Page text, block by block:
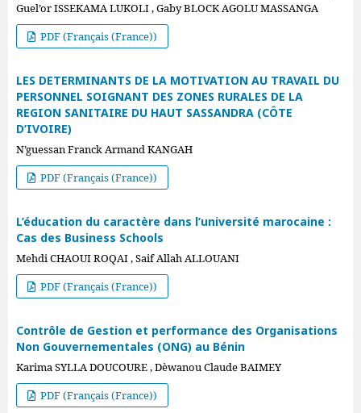
Guel’or ISSEKAMA LUKOLI , Gaby BLOCK AGOLU MASSANGA
PDF (Français (France))
LES DETERMINANTS DE LA MOTIVATION AU TRAVAIL DU
PERSONNEL SOIGNANT DES ZONES RURALES DE LA
REGION SANITAIRE DU HAUT SASSANDRA (CÔTE
D’IVOIRE)
N’guessan Franck Armand KANGAH
PDF (Français (France))
L’éducation du caractère dans l’université marocaine :
Cas des Business Schools
Mehdi CHAOUI ROQAI , Saif Allah ALLOUANI
PDF (Français (France))
Contrôle de Gestion et performance des Organisations
Non Gouvernementales (ONG) au Bénin
Karima SYLLA DOUCOURE , Dèwanou Claude BAIMEY
PDF (Français (France))